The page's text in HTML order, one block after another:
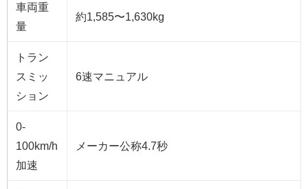
車両重
量
約1,585〜1,630kg
トラン
スミッ
ション
6速マニュアル
0-
100km/h
加速
メーカー公称4.7秒